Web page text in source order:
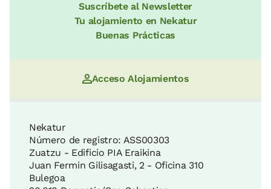
Suscríbete al Newsletter
Tu alojamiento en Nekatur
Buenas Prácticas
Acceso Alojamientos
Nekatur
Número de registro: ASS00303
Zuatzu - Edificio PIA Eraikina
Juan Fermin Gilisagasti, 2 - Oficina 310
Bulegoa